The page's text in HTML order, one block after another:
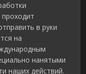
в руки
на
нанятыми
наших действий.